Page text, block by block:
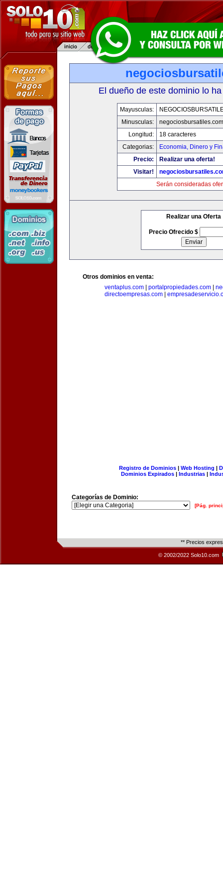
El dueño de este dominio lo
Mayusculas:
Minusculas:
negociosbursatiles.com
Longitud:
18 caracteres
Categorias:
Economia, Dinero y
Precio:
Realizar una oferta!
Visitar!
Serán consideradas
Realizar una Oferta
Precio Ofrecido $
Otros dominios en venta:
ventaplus.com
portalpropiedades.com
directoempresas.com|
Registro de Dominios| Web Hosting |
Dominios Expirados | Industrias |
Categorías de Dominio:
[Pág.
** Precios
© 2002/2022 Solo10.com